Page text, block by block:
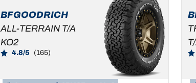
BFGOODRICH
ALL-TERRAIN T/A
KO2
4.8/5 (165)